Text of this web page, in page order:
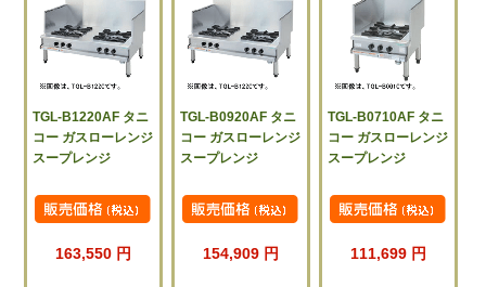
TGL-B1220AF タニ
コー ガスローレンジ
スープレンジ
163,550 円
TGL-B0920AF タニ
コー ガスローレンジ
スープレンジ
154,909 円
TGL-B0710AF タニ
コー ガスローレンジ
スープレンジ
111,699 円